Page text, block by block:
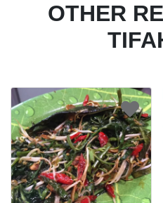
OTHER